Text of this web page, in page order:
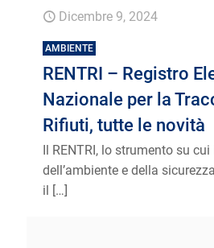
Dicembre 9, 2024
AMBIENTE
RENTRI – Registro
Nazionale per la
Rifiuti, tutte le novità
Il RENTRI, lo strumento su
dell’ambiente e della
il
[…]